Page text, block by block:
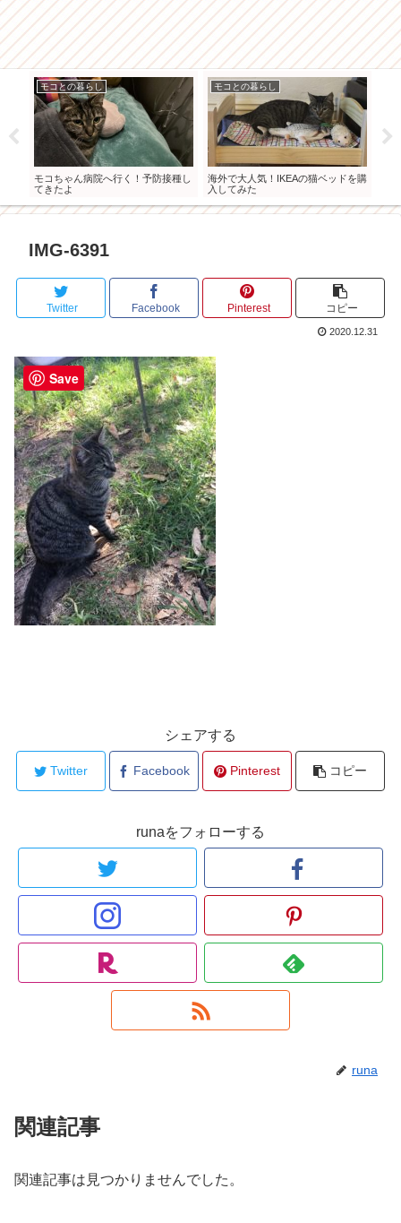
モコとの暮らし
モコちゃん病院へ行く！予防接種し
てきたよ
モコとの暮らし
海外で大人気！IKEAの猫ベッドを購
入してみた
IMG-6391
Twitter Facebook Pinterest コピー
2020.12.31
シェアする
Twitter Facebook Pinterest コピー
runaをフォローする
runa
関連記事
関連記事は見つかりませんでした。
Save